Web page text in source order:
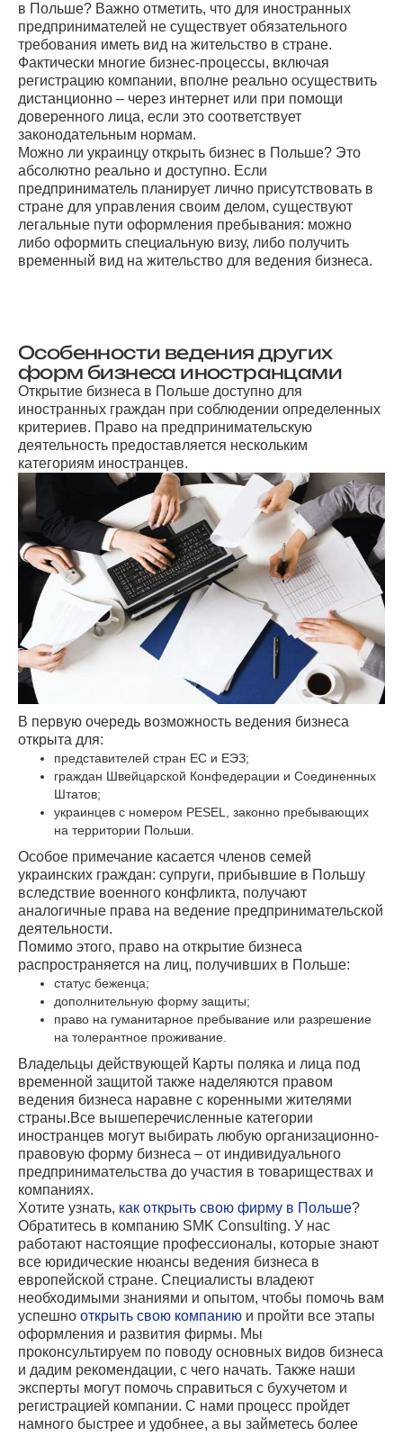
в Польше? Важно отметить, что для иностранных
предпринимателей не существует обязательного
требования иметь вид на жительство в стране.
Фактически многие бизнес-процессы, включая
регистрацию компании, вполне реально осуществить
дистанционно – через интернет или при помощи
доверенного лица, если это соответствует
законодательным нормам.
Можно ли украинцу открыть бизнес в Польше? Это
абсолютно реально и доступно. Если
предприниматель планирует лично присутствовать в
стране для управления своим делом, существуют
легальные пути оформления пребывания: можно
либо оформить специальную визу, либо получить
временный вид на жительство для ведения бизнеса.
Особенности ведения других
форм бизнеса иностранцами
Открытие бизнеса в Польше доступно для
иностранных граждан при соблюдении определенных
критериев. Право на предпринимательскую
деятельность предоставляется нескольким
категориям иностранцев.
В первую очередь возможность ведения бизнеса
открыта для:
представителей стран ЕС и ЕЭЗ;
граждан Швейцарской Конфедерации и Соединенных
Штатов;
украинцев с номером PESEL, законно пребывающих
на территории Польши.
Особое примечание касается членов семей
украинских граждан: супруги, прибывшие в Польшу
вследствие военного конфликта, получают
аналогичные права на ведение предпринимательской
деятельности.
Помимо этого, право на открытие бизнеса
распространяется на лиц, получивших в Польше:
статус беженца;
дополнительную форму защиты;
право на гуманитарное пребывание или разрешение
на толерантное проживание.
Владельцы действующей Карты поляка и лица под
временной защитой также наделяются правом
ведения бизнеса наравне с коренными жителями
страны.Все вышеперечисленные категории
иностранцев могут выбирать любую организационно-
правовую форму бизнеса – от индивидуального
предпринимательства до участия в товариществах и
компаниях.
Хотите узнать, как открыть свою фирму в Польше?
Обратитесь в компанию SMK Consulting. У нас
работают настоящие профессионалы, которые знают
все юридические нюансы ведения бизнеса в
европейской стране. Специалисты владеют
необходимыми знаниями и опытом, чтобы помочь вам
успешно открыть свою компанию и пройти все этапы
оформления и развития фирмы. Мы
проконсультируем по поводу основных видов бизнеса
и дадим рекомендации, с чего начать. Также наши
эксперты могут помочь справиться с бухучетом и
регистрацией компании. С нами процесс пройдет
намного быстрее и удобнее, а вы займетесь более